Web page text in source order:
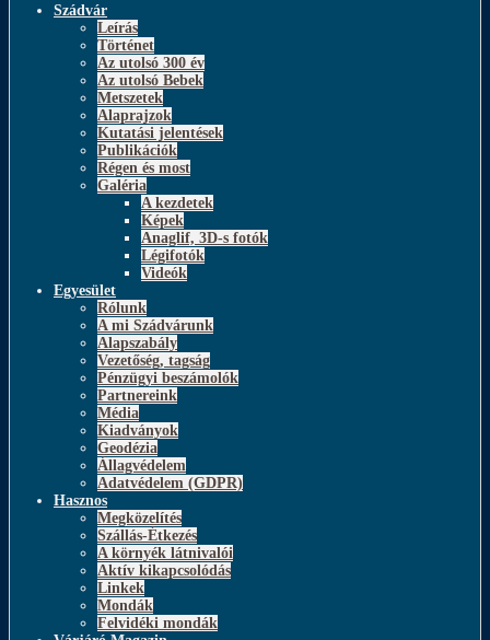
Szádvár
Leírás
Történet
Az utolsó 300 év
Az utolsó Bebek
Metszetek
Alaprajzok
Kutatási jelentések
Publikációk
Régen és most
Galéria
A kezdetek
Képek
Anaglif, 3D-s fotók
Légifotók
Videók
Egyesület
Rólunk
A mi Szádvárunk
Alapszabály
Vezetőség, tagság
Pénzügyi beszámolók
Partnereink
Média
Kiadványok
Geodézia
Állagvédelem
Adatvédelem (GDPR)
Hasznos
Megközelítés
Szállás-Étkezés
A környék látnivalói
Aktív kikapcsolódás
Linkek
Mondák
Felvidéki mondák